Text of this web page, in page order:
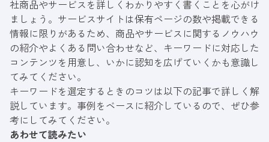
社商品やサービスを詳しくわかりやすく書くことを心がけ
ましょう。サービスサイトは保有ページの数や掲載できる
情報に限りがあるため、商品やサービスに関するノウハウ
の紹介やよくある問い合わせなど、キーワードに対応した
コンテンツを用意し、いかに認知を広げていくかも意識し
てみてください。
キーワードを選定するときのコツは以下の記事で詳しく解
説しています。事例をベースに紹介しているので、ぜひ参
考にしてみてください。
あわせて読みたい